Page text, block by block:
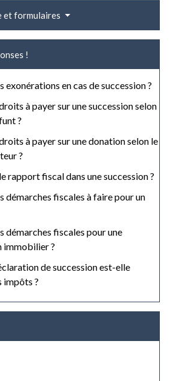
et formulaires
!
exonérations en cas de succession ?
à payer sur une succession selon
?
à payer sur une donation selon le
?
rapport fiscal dans une succession ?
démarches fiscales à faire pour un
démarches fiscales pour une
immobilier ?
de succession est-elle
impôts ?